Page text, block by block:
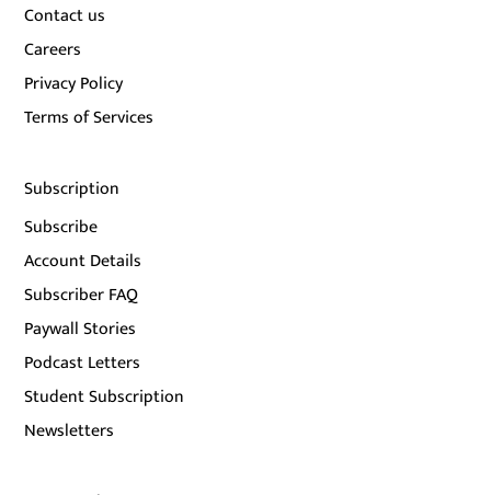
Contact us
Careers
Privacy Policy
Terms of Services
Subscription
Subscribe
Account Details
Subscriber FAQ
Paywall Stories
Podcast Letters
Student Subscription
Newsletters